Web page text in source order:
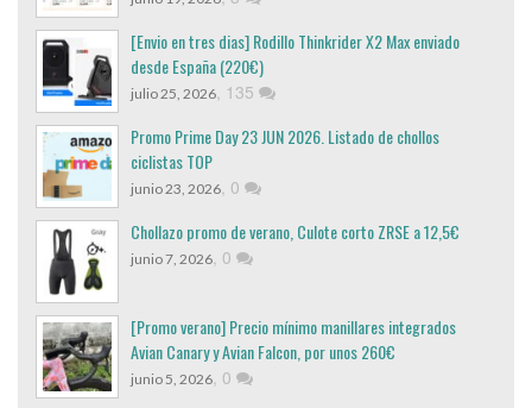
[Envio en tres dias] Rodillo Thinkrider X2 Max enviado
desde España (220€)
julio 25, 2026, 135
Promo Prime Day 23 JUN 2026. Listado de chollos
ciclistas TOP
junio 23, 2026, 0
Chollazo promo de verano, Culote corto ZRSE a 12,5€
junio 7, 2026, 0
[Promo verano] Precio mínimo manillares integrados
Avian Canary y Avian Falcon, por unos 260€
junio 5, 2026, 0